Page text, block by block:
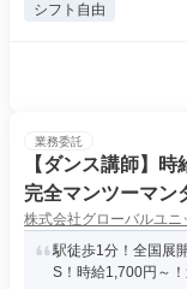
シフト自由
業務委託
【ダンス講師】
完全マンツーマン
ィブ/臨時報酬あり
株式会社グローバルユニ
駅徒歩1分！全国展
S！時給1,700円～